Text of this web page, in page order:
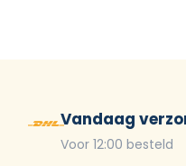
Vandaag
Voor 12:00 besteld